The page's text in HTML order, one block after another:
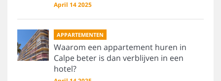
April 14 2025
APPARTEMENTEN
Waarom een appartement huren in
Calpe beter is dan verblijven in een
hotel?